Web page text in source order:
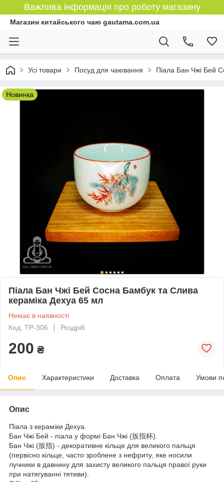
Важлива інформація про роботу магазину
Магазин китайського чаю gautama.com.ua
Усі товари Посуд для чаювання Піала Бан Чжі Бей
Новинка
Піала Бан Чжі Бей Сосна Бамбук та Слива
кераміка Дехуа 65 мл
Немає в наявності
Код: TP-306
Роздріб
200 ₴
Опис Характеристики Доставка Оплата Умови
Опис
Піала з кераміки Дехуа.
Бан Чжі Бей - піала у формі Бан Чжі (扳指杯).
Бан Чжі (扳指) - декоративне кільце для великого пальця
(первісно кільце, часто зроблене з нефриту, яке носили
лучники в давнину для захисту великого пальця правої руки
при натягуванні тятиви).